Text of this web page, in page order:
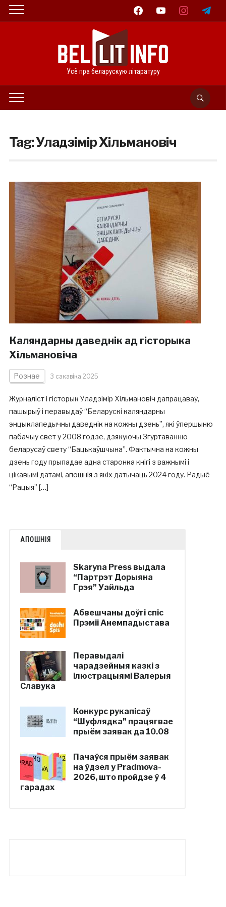
facebookyoutube instagramtelegram
Усё пра беларускую літаратуру
Tag:Уладзімір Хільмановіч
Каляндарны даведнік ад гісторыка
Хільмановіча
Рознае 3 сакавіка 2025
Журналіст і гісторык Уладзімір Хільмановіч дапрацаваў,
пашырыў і перавыдаў “Беларускі каляндарны
энцыклапедычны даведнік на кожны дзень”, які ўпершыню
пабачыў свет у 2008 годзе, дзякуючы Згуртаванню
беларусаў свету “Бацькаўшчына”. Фактычна на кожны
дзень году прыпадае адна старонка кнігі з важнымі і
цікавымі датамі, апошнія з якіх датычаць 2024 году. Радыё
“Рацыя” […]
АПОШНІЯ
Skaryna Press выдала
“Партрэт Дорыяна
Грэя” Уайльда
Абвешчаны доўгі спіс
Прэміі Анемпадыстава
Перавыдалі
чарадзейныя казкі з
ілюстрацыямі Валерыя
Славука
Конкурс рукапісаў
“Шуфлядка” працягвае
прыём заявак да 10.08
Пачаўся прыём заявак
на ўдзел у Pradmova-
2026, што пройдзе ў 4
гарадах